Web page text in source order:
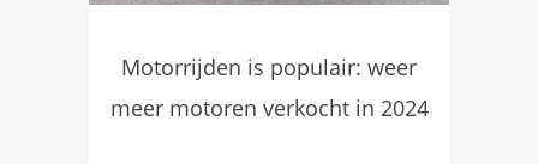
Motorrijden is populair: weer
meer motoren verkocht in 2024